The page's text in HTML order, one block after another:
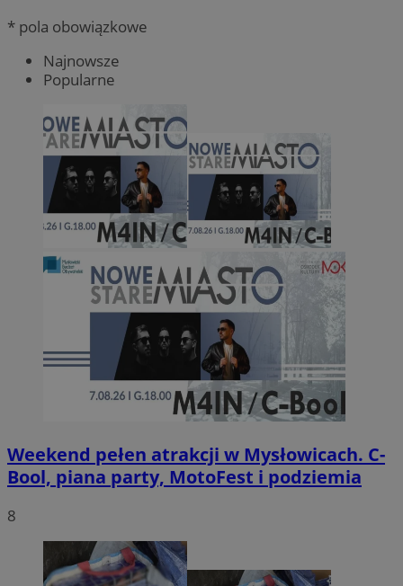
* pola obowiązkowe
Najnowsze
Popularne
Weekend pełen atrakcji w Mysłowicach. C-
Bool, piana party, MotoFest i podziemia
8